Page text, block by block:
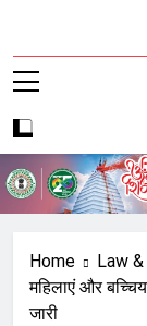
Home
Law
महिलाएं और
जारी